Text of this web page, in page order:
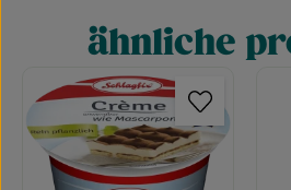
Produktgalerie überspringen
ähnliche